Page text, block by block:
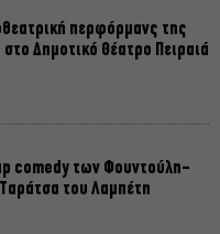
περφόρμανς της
στο Δημοτικό Θέατρο Πειραιά
comedy των Φουντούλη-
του Λαμπέτη